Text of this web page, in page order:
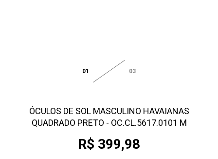
01 03
ÓCULOS DE SOL MASCULINO HAVAIANAS
QUADRADO PRETO - OC.CL.5617.0101 M
R$ 399,98